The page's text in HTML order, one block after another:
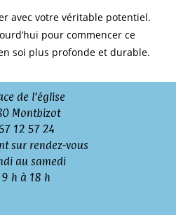
avec votre véritable potentiel.
pour commencer ce
soi plus profonde et durable.
de l’église
Montbizot
12 57 24
sur rendez-vous
au samedi
9 h à 18 h